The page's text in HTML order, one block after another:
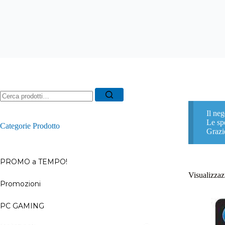
Il
Le
Ricerca
per:
Categorie Prodotto
PROMO a TEMPO!
Promozioni
–
PC GAMING